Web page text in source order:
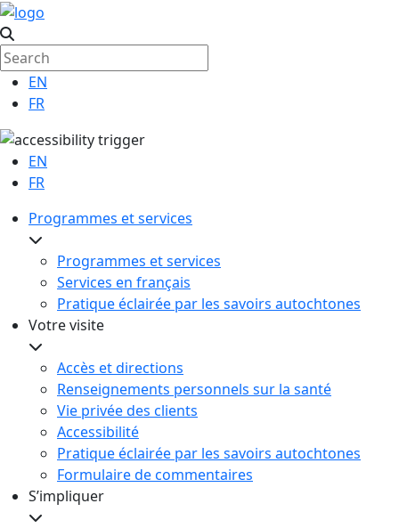
EN
FR
EN
FR
Programmes et services
Programmes et services
Services en français
Pratique éclairée par les savoirs autochtones
Votre visite
Accès et directions
Renseignements personnels sur la santé
Vie privée des clients
Accessibilité
Pratique éclairée par les savoirs autochtones
Formulaire de commentaires
S’impliquer